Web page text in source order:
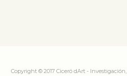
Copyright © 2017 Ciceró dArt -